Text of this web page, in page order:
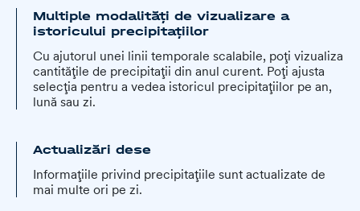
Multiple modalități de vizualizare a
istoricului precipitațiilor
Cu ajutorul unei linii temporale scalabile, poți vizualiza
cantitățile de precipitații din anul curent. Poți ajusta
selecția pentru a vedea istoricul precipitațiilor pe an,
lună sau zi.
Actualizări dese
Informațiile privind precipitațiile sunt actualizate de
mai multe ori pe zi.